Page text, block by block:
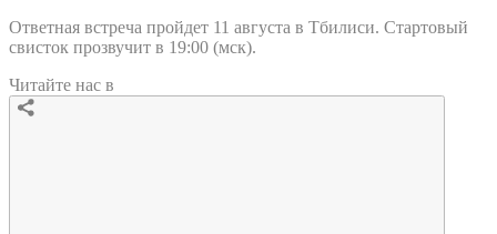
Ответная встреча пройдет 11 августа в Тбилиси. Стартовый
свисток прозвучит в 19:00 (мск).
Читайте нас в